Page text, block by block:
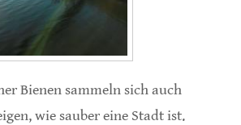
Bienen sammeln sich auch
wie sauber eine Stadt ist.